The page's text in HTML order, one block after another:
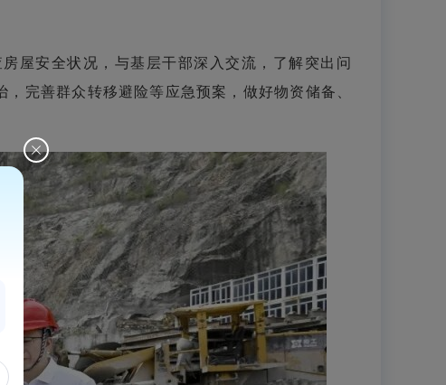
屋安全状况，与基层干部深入交流，了解突出问
完善群众转移避险等应急预案，做好物资储备、